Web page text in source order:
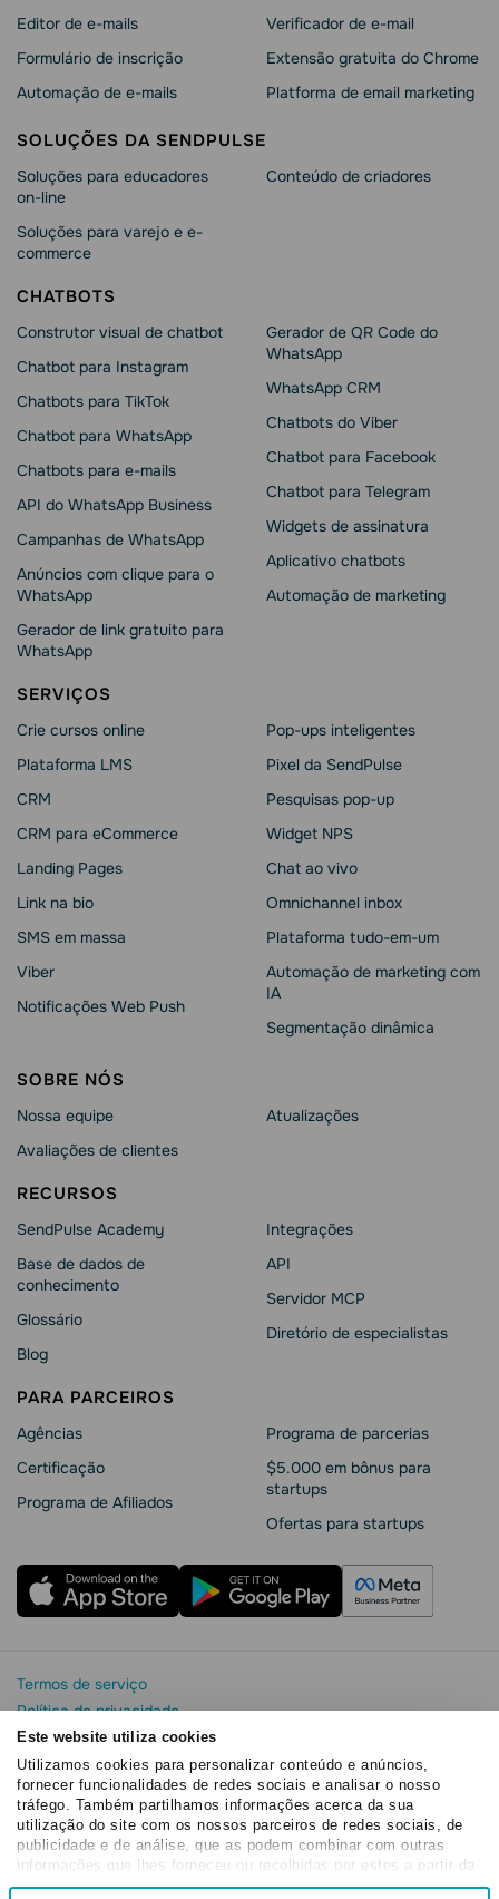
Este website utiliza cookies
Utilizamos cookies para personalizar conteúdo e anúncios,
fornecer funcionalidades de redes sociais e analisar o nosso
tráfego. Também partilhamos informações acerca da sua
utilização do site com os nossos parceiros de redes sociais, de
publicidade e de análise, que as podem combinar com outras
informações que lhes forneceu ou recolhidas por estes a partir da
sua utilização dos respetivos serviços.
Seleção
Editor de e-mails
Formulário de inscrição
Automação de e-mails
Verificador de e-mail
Extensão gratuita do Chrome
Platforma de email marketing
SOLUÇÕES DA SENDPULSE
Soluções para educadores
on-line
Soluções para varejo e e-
commerce
Conteúdo de criadores
CHATBOTS
Construtor visual de chatbot
Chatbot para Instagram
Chatbots para TikTok
Chatbot para WhatsApp
Chatbots para e-mails
API do WhatsApp Business
Campanhas de WhatsApp
Anúncios com clique para o
WhatsApp
Gerador de link gratuito para
WhatsApp
Gerador de QR Code do
WhatsApp
WhatsApp CRM
Chatbots do Viber
Chatbot para Facebook
Chatbot para Telegram
Widgets de assinatura
Aplicativo chatbots
Automação de marketing
SERVIÇOS
Crie cursos online
Plataforma LMS
CRM
CRM para eCommerce
Landing Pages
Link na bio
SMS em massa
Viber
Notificações Web Push
Pop-ups inteligentes
Pixel da SendPulse
Pesquisas pop-up
Widget NPS
Chat ao vivo
Omnichannel inbox
Plataforma tudo-em-um
Automação de marketing com
IA
Segmentação dinâmica
SOBRE NÓS
Nossa equipe
Avaliações de clientes
Atualizações
RECURSOS
SendPulse Academy
Base de dados de
conhecimento
Glossário
Blog
Integrações
API
Servidor MCP
Diretório de especialistas
PARA PARCEIROS
Agências
Сertificação
Programa de Afiliados
Programa de parcerias
$5.000 em bônus para
startups
Ofertas para startups
Termos de serviço
Política de privacidade
Segurança e privacidade da SendPulse
Declaração de Cookie
Acordo de processamento de dados
Copyright© 2015 - 2026. SendPulse. Todos os direitos
reservados